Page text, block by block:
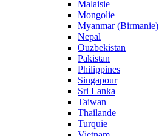
Malaisie
Mongolie
Myanmar (Birmanie)
Nepal
Ouzbekistan
Pakistan
Philippines
Singapour
Sri Lanka
Taiwan
Thailande
Turquie